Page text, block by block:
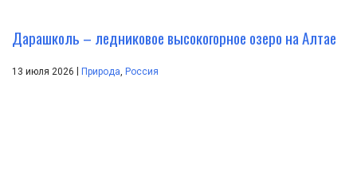
Дарашколь – ледниковое высокогорное озеро на Алтае
13 июля 2026 Природа, Россия